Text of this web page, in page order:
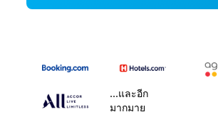
...และอีก
มากมาย